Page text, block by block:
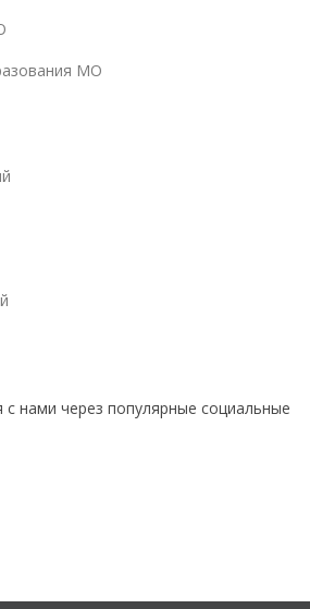
МО
нами через популярные социальные